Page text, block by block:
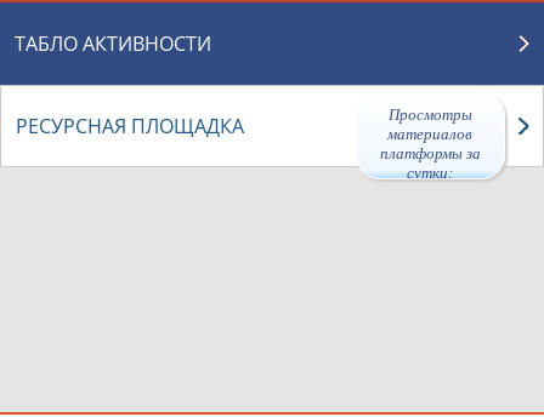
Просмотры
материалов
платформы за
сутки:
ТАБЛО АКТИВНОСТИ
РЕСУРСНАЯ ПЛОЩАДКА